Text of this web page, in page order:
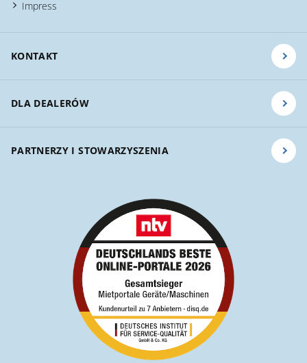
Impress
KONTAKT
DLA DEALERÓW
PARTNERZY I STOWARZYSZENIA